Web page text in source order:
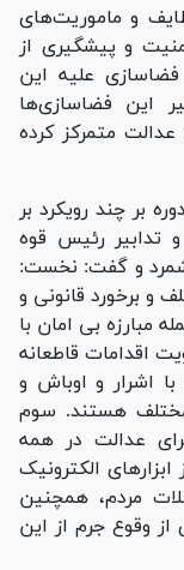
و ماموریت‌های
و پیشگیری از
علیه این
این فضاسازی‌ها
متمرکز کرده
بر چند رویکرد بر
تدابیر رئیس قوه
و گفت: نخست:
و برخورد قانونی و
مبارزه بی امان با
اقدامات قاطعانه
اشرار و اوباش و
هستند. سوم
عدالت در همه
الکترونیک
مردم، همچنین
وقوع جرم از این